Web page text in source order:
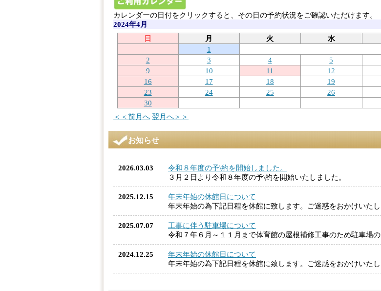
カレンダーの日付をクリックすると、その日の予約状況をご確認いただけます。
2024年4月
日
月 火 水
1
2
3 4 5
9
10 11 12
16
17 18 19
23
24 25 26
30
＜＜前月へ 翌月へ＞＞
お知らせ
2026.03.03
令和８年度の予\約を開始しました。
３月２日より令和８年度の予\約を開始いたしました。
2025.12.15
年末年始の休館日について
年末年始の為下記日程を休館に致します。ご迷惑をおかけいた
2025.07.07
工事に伴う駐車場について
令和７年６月～１１月まで体育館の屋根補修工事のため駐車場
2024.12.25
年末年始の休館日について
年末年始の為下記日程を休館に致します。ご迷惑をおかけいた